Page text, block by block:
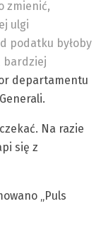
zmienić,
ulgi
podatku byłoby
bardziej
departamentu
Na razie
się z
„Puls